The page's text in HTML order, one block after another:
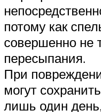
потому как
совершенно не
пересыпания.
При
могут
лишь один